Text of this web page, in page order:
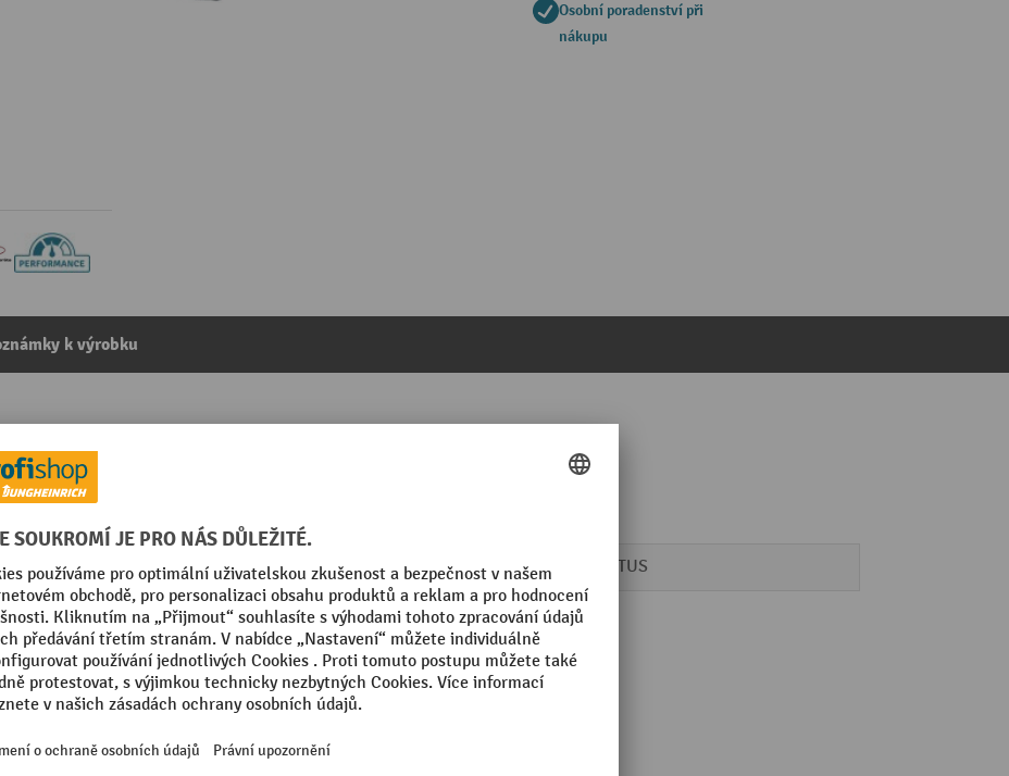
Osobní poradenství při
nákupu
k výrobku
mm
Šířka hubice: 360 mm
Průměr hubice: 360 mm
Značka SPRiNTUS